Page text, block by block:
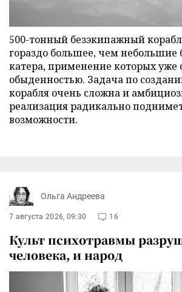
500-тонный безэкипажный
гораздо большее, чем небольшие
катера, применение которых уже
обыденностью. Задача по
корабля очень сложна и
реализация радикально
возможности.
Ольга Андреева
7 августа 2026, 09:30 16
Культ психотравмы
человека, и народ